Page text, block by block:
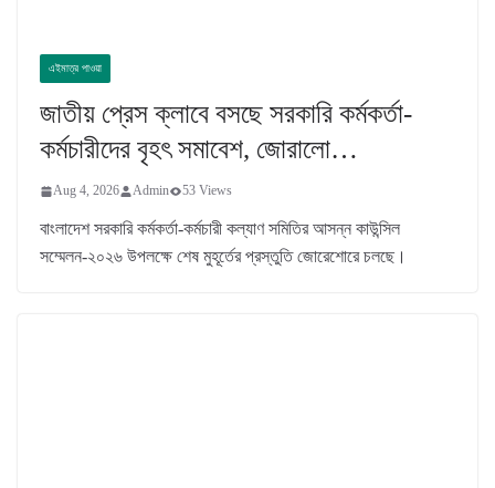
এইমাত্র পাওয়া
জাতীয় প্রেস ক্লাবে বসছে সরকারি কর্মকর্তা-
কর্মচারীদের বৃহৎ সমাবেশ, জোরালো…
Aug 4, 2026 Admin 53 Views
বাংলাদেশ সরকারি কর্মকর্তা-কর্মচারী কল্যাণ সমিতির আসন্ন কাউন্সিল
সম্মেলন-২০২৬ উপলক্ষে শেষ মুহূর্তের প্রস্তুতি জোরেশোরে চলছে।